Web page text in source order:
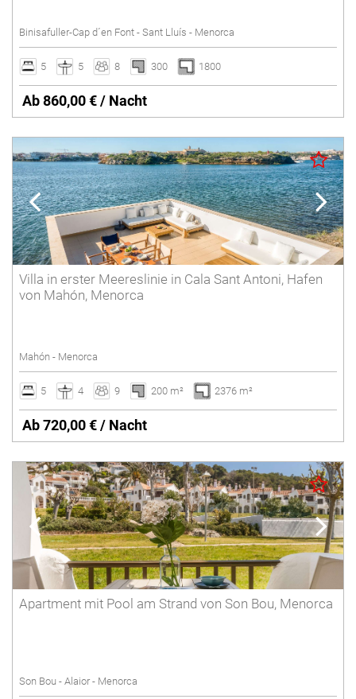
Binisafuller-Cap d´en Font - Sant Lluís - Menorca
5 5 8 300 1800
Ab 860,00 € / Nacht
Villa in erster Meereslinie in Cala Sant Antoni, Hafen
von Mahón, Menorca
Mahón - Menorca
5 4 9 200 m² 2376 m²
Ab 720,00 € / Nacht
Apartment mit Pool am Strand von Son Bou, Menorca
Son Bou - Alaior - Menorca